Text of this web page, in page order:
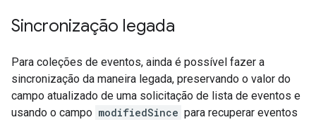
Sincronização legada
Para coleções de eventos, ainda é possível fazer a
sincronização da maneira legada, preservando o valor do
campo atualizado de uma solicitação de lista de eventos e
usando o campo modifiedSince para recuperar eventos